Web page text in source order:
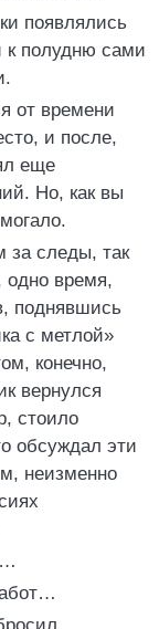
появлялись
к полудню сами
от времени
и после,
еще
Но, как вы
за следы, так
одно время,
поднявшись
с метлой»
конечно,
вернулся
стоило
обсуждал эти
неизменно